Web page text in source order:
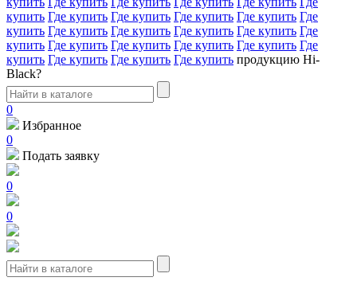
купить Где купить Где купить Где купить Где купить Где
купить Где купить Где купить Где купить Где купить Где
купить Где купить Где купить Где купить Где купить Где
купить Где купить Где купить Где купить продукцию Hi-
Black?
0
Избранное
0
Подать заявку
0
0